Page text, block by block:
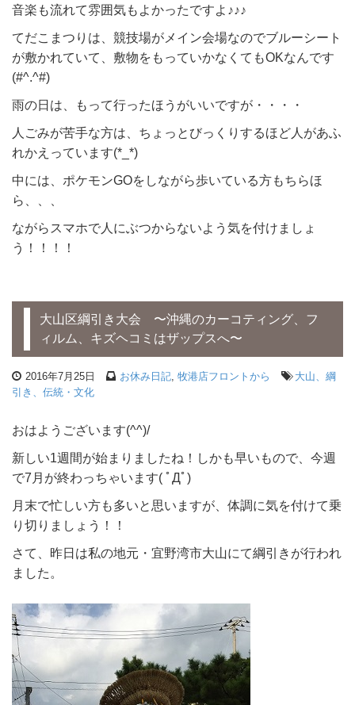
音楽も流れて雰囲気もよかったですよ♪♪♪
てだこまつりは、競技場がメイン会場なのでブルーシート
が敷かれていて、敷物をもっていかなくてもOKなんです
(#^.^#)
雨の日は、もって行ったほうがいいですが・・・・
人ごみが苦手な方は、ちょっとびっくりするほど人があふ
れかえっています(*_*)
中には、ポケモンGOをしながら歩いている方もちらほ
ら、、、
ながらスマホで人にぶつからないよう気を付けましょ
う！！！！
大山区綱引き大会 〜沖縄のカーコティング、フ
ィルム、キズヘコミはザップスへ〜
2016年7月25日 お休み日記 牧港店フロントから
大山、綱
引き、伝統・文化
おはようございます(^^)/
新しい1週間が始まりましたね！しかも早いもので、今週
で7月が終わっちゃいます( ﾟДﾟ)
月末で忙しい方も多いと思いますが、体調に気を付けて乗
り切りましょう！！
さて、昨日は私の地元・宜野湾市大山にて綱引きが行われ
ました。